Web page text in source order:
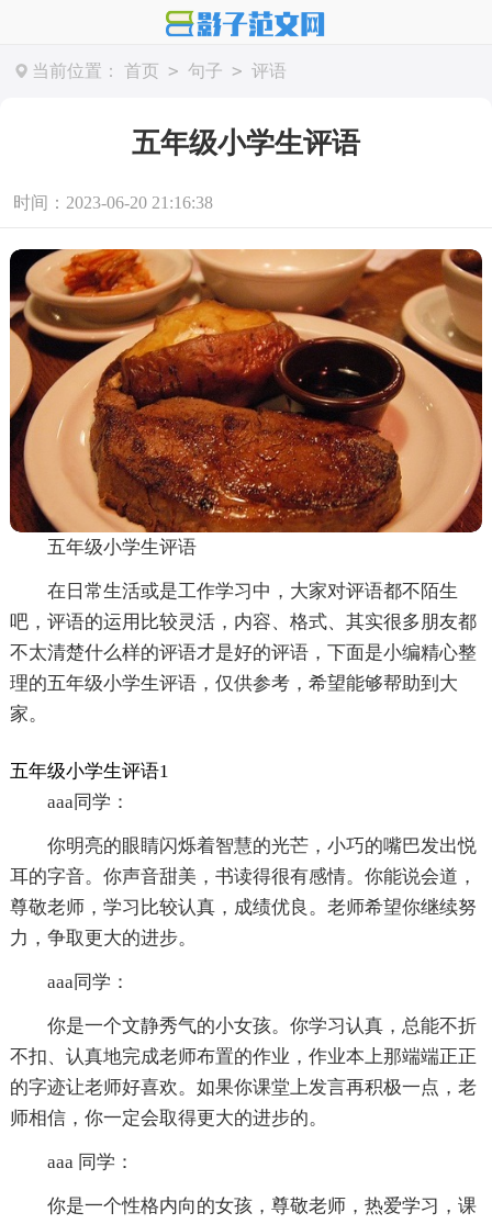
当前位置： 首页 > 句子 > 评语
五年级小学生评语
时间：2023-06-20 21:16:38
五年级小学生评语
在日常生活或是工作学习中，大家对评语都不陌生
吧，评语的运用比较灵活，内容、格式、其实很多朋友都
不太清楚什么样的评语才是好的评语，下面是小编精心整
理的五年级小学生评语，仅供参考，希望能够帮助到大
家。
五年级小学生评语1
aaa同学：
你明亮的眼睛闪烁着智慧的光芒，小巧的嘴巴发出悦
耳的字音。你声音甜美，书读得很有感情。你能说会道，
尊敬老师，学习比较认真，成绩优良。老师希望你继续努
力，争取更大的进步。
aaa同学：
你是一个文静秀气的小女孩。你学习认真，总能不折
不扣、认真地完成老师布置的作业，作业本上那端端正正
的字迹让老师好喜欢。如果你课堂上发言再积极一点，老
师相信，你一定会取得更大的进步的。
aaa 同学：
你是一个性格内向的女孩，尊敬老师，热爱学习，课